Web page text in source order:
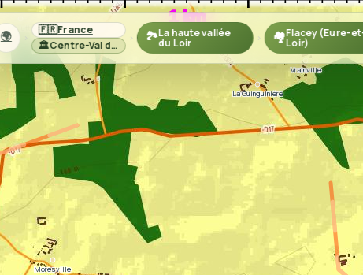
Vrainville
La Hutte
La Guinguinière
Moresville
🌍 🇫🇷France
🏛️
Centre-Val de Loire
› 🏞️La haute vallée
du Loir › 🏘️Flacey (Eure-
Loir)